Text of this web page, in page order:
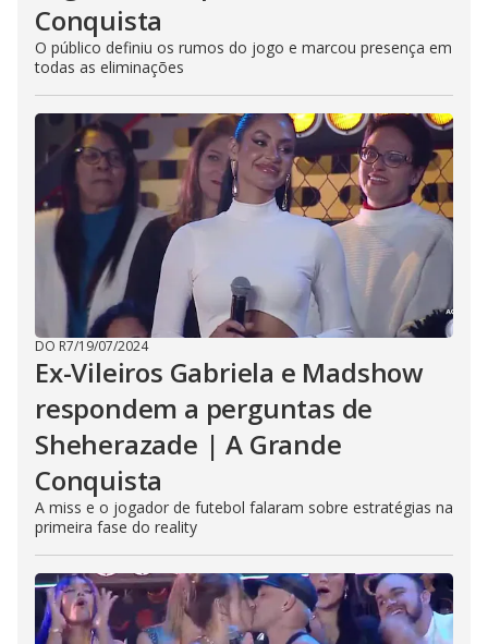
Conquista
O público definiu os rumos do jogo e marcou presença em
todas as eliminações
DO R7/19/07/2024
Ex-Vileiros Gabriela e Madshow
respondem a perguntas de
Sheherazade | A Grande
Conquista
A miss e o jogador de futebol falaram sobre estratégias na
primeira fase do reality